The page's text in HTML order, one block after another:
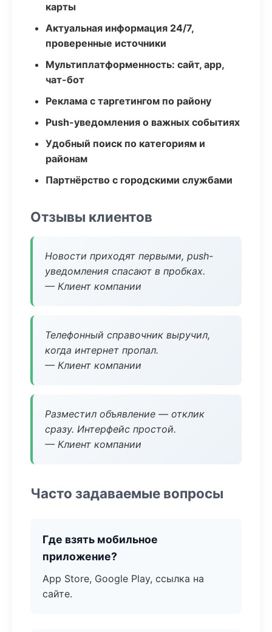
карты
Актуальная информация 24/7,
проверенные источники
Мультиплатформенность: сайт, app,
чат-бот
Реклама с таргетингом по району
Push-уведомления о важных событиях
Удобный поиск по категориям и
районам
Партнёрство с городскими службами
Отзывы клиентов
Новости приходят первыми, push-
уведомления спасают в пробках.
— Клиент компании
Телефонный справочник выручил,
когда интернет пропал.
— Клиент компании
Разместил объявление — отклик
сразу. Интерфейс простой.
— Клиент компании
Часто задаваемые вопросы
Где взять мобильное
приложение?
App Store, Google Play, ссылка на
сайте.